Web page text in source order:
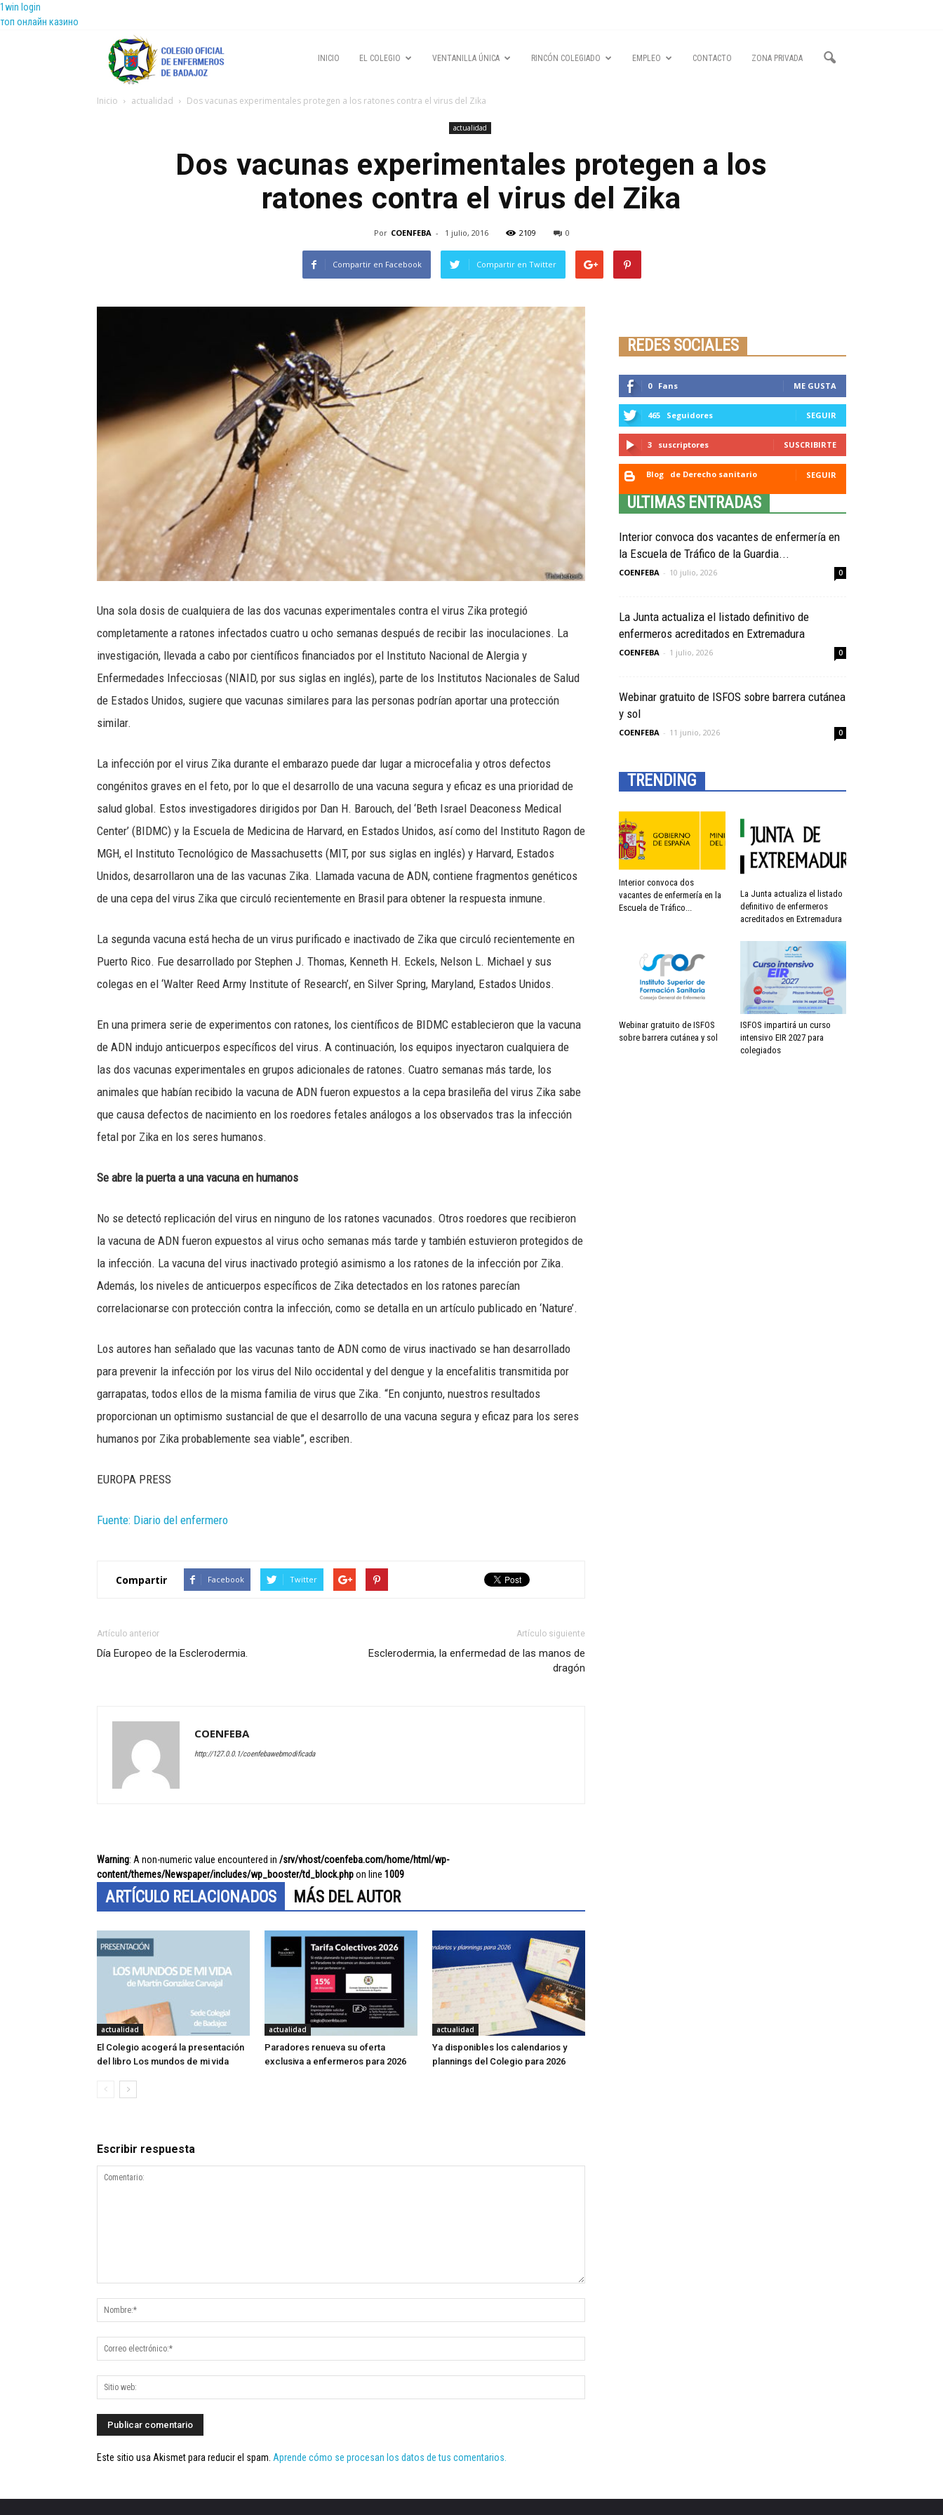
1win login
топ онлайн казино
INICIO EL COLEGIO VENTANILLA ÚNICA RINCÓN COLEGIADO EMPLEO CONTACTO ZONA PRIVADA
Inicio actualidad Dos vacunas experimentales protegen a los ratones contra el virus del Zika
actualidad
Dos vacunas experimentales protegen a los
ratones contra el virus del Zika
Por COENFEBA - 1 julio, 2016 2109 0
Compartir en Facebook Compartir en Twitter
Una sola dosis de cualquiera de las dos vacunas experimentales contra el virus Zika protegió
completamente a ratones infectados cuatro u ocho semanas después de recibir las inoculaciones. La
investigación, llevada a cabo por científicos financiados por el Instituto Nacional de Alergia y
Enfermedades Infecciosas (NIAID, por sus siglas en inglés), parte de los Institutos Nacionales de Salud
de Estados Unidos, sugiere que vacunas similares para las personas podrían aportar una protección
similar.
La infección por el virus Zika durante el embarazo puede dar lugar a microcefalia y otros defectos
congénitos graves en el feto, por lo que el desarrollo de una vacuna segura y eficaz es una prioridad de
salud global. Estos investigadores dirigidos por Dan H. Barouch, del ‘Beth Israel Deaconess Medical
Center’ (BIDMC) y la Escuela de Medicina de Harvard, en Estados Unidos, así como del Instituto Ragon de
MGH, el Instituto Tecnológico de Massachusetts (MIT, por sus siglas en inglés) y Harvard, Estados
Unidos, desarrollaron una de las vacunas Zika. Llamada vacuna de ADN, contiene fragmentos genéticos
de una cepa del virus Zika que circuló recientemente en Brasil para obtener la respuesta inmune.
La segunda vacuna está hecha de un virus purificado e inactivado de Zika que circuló recientemente en
Puerto Rico. Fue desarrollado por Stephen J. Thomas, Kenneth H. Eckels, Nelson L. Michael y sus
colegas en el ‘Walter Reed Army Institute of Research’, en Silver Spring, Maryland, Estados Unidos.
En una primera serie de experimentos con ratones, los científicos de BIDMC establecieron que la vacuna
de ADN indujo anticuerpos específicos del virus. A continuación, los equipos inyectaron cualquiera de
las dos vacunas experimentales en grupos adicionales de ratones. Cuatro semanas más tarde, los
animales que habían recibido la vacuna de ADN fueron expuestos a la cepa brasileña del virus Zika sabe
que causa defectos de nacimiento en los roedores fetales análogos a los observados tras la infección
fetal por Zika en los seres humanos.
Se abre la puerta a una vacuna en humanos
No se detectó replicación del virus en ninguno de los ratones vacunados. Otros roedores que recibieron
la vacuna de ADN fueron expuestos al virus ocho semanas más tarde y también estuvieron protegidos de
la infección. La vacuna del virus inactivado protegió asimismo a los ratones de la infección por Zika.
Además, los niveles de anticuerpos específicos de Zika detectados en los ratones parecían
correlacionarse con protección contra la infección, como se detalla en un artículo publicado en ‘Nature’.
Los autores han señalado que las vacunas tanto de ADN como de virus inactivado se han desarrollado
para prevenir la infección por los virus del Nilo occidental y del dengue y la encefalitis transmitida por
garrapatas, todos ellos de la misma familia de virus que Zika. “En conjunto, nuestros resultados
proporcionan un optimismo sustancial de que el desarrollo de una vacuna segura y eficaz para los seres
humanos por Zika probablemente sea viable”, escriben.
EUROPA PRESS
Fuente: Diario del enfermero
Compartir Facebook Twitter
Artículo anterior
Día Europeo de la Esclerodermia.
Artículo siguiente
Esclerodermia, la enfermedad de las manos de
dragón
COENFEBA
http://127.0.0.1/coenfebawebmodificada
Warning: A non-numeric value encountered in /srv/vhost/coenfeba.com/home/html/wp-
content/themes/Newspaper/includes/wp_booster/td_block.phpon line 1009
ARTÍCULO RELACIONADOS MÁS DEL AUTOR
actualidad
El Colegio acogerá la presentación
del libro Los mundos de mi vida
actualidad
Paradores renueva su oferta
exclusiva a enfermeros para 2026
actualidad
Ya disponibles los calendarios y
plannings del Colegio para 2026
Escribir respuesta
Este sitio usa Akismet para reducir el spam. Aprende cómo se procesan los datos de tus comentarios.
REDES SOCIALES
0 Fans ME GUSTA
465 Seguidores SEGUIR
3 suscriptores SUSCRIBIRTE
Blog de Derecho sanitario SEGUIR
ULTIMAS ENTRADAS
Interior convoca dos vacantes de enfermería en
la Escuela de Tráfico de la Guardia...
COENFEBA - 10 julio, 2026 0
La Junta actualiza el listado definitivo de
enfermeros acreditados en Extremadura
COENFEBA - 1 julio, 2026 0
Webinar gratuito de ISFOS sobre barrera cutánea
y sol
COENFEBA - 11 junio, 2026 0
TRENDING
Interior convoca dos
vacantes de enfermería en la
Escuela de Tráfico...
La Junta actualiza el listado
definitivo de enfermeros
acreditados en Extremadura
Webinar gratuito de ISFOS
sobre barrera cutánea y sol
ISFOS impartirá un curso
intensivo EIR 2027 para
colegiados